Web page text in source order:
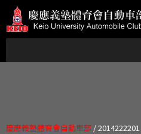
慶應義塾體育會自動車部 /2014222201